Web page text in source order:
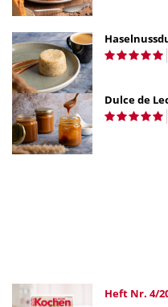
Dulce de
Heft Nr. 4/